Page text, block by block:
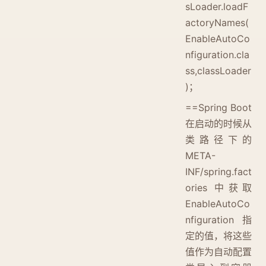
sLoader.loadF
actoryNames(
EnableAutoCo
nfiguration.cla
ss,classLoader
)；
==Spring Boot
在启动的时候从
类路径下的
META-
INF/spring.fact
ories 中获取
EnableAutoCo
nfiguration 指
定的值，将这些
值作为自动配置